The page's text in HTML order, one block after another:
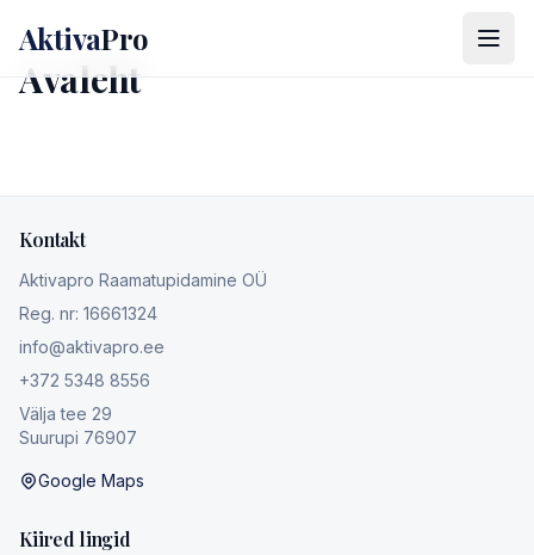
AktivaPro
Avaleht
Kontakt
Aktivapro Raamatupidamine OÜ
Reg. nr: 16661324
info@aktivapro.ee
+372 5348 8556
Välja tee 29
Suurupi 76907
Google Maps
Kiired lingid